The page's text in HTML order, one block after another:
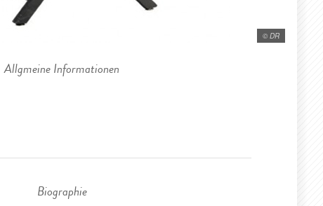
© DR
Allgmeine Informationen
Biographie